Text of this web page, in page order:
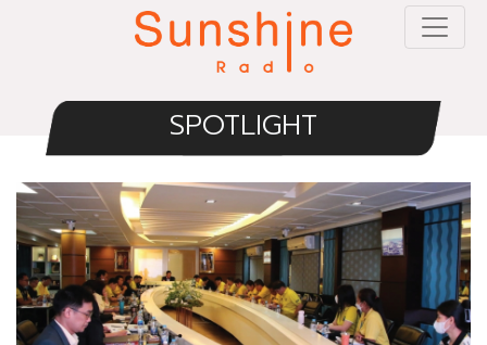
SPOTLIGHT